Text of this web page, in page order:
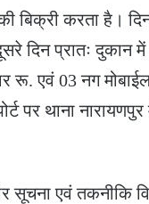
बिक्री करता है।
दिन प्रातः दुकान
एवं 03 नग मोबाईल
पर थाना
सूचना एवं तकनीकि